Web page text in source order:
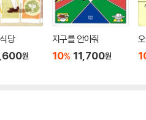
당
원
지구를 안아줘
10% 11,700원